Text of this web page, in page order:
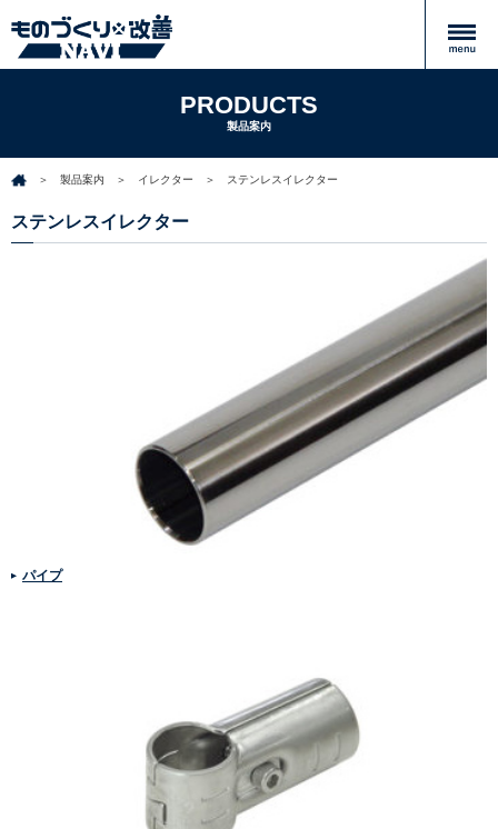
PRODUCTS
製品案内
製品案内 イレクター ステンレスイレクター
ステンレスイレクター
パイプ